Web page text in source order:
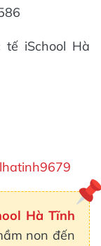
tế iSchool Hà
Hà Tĩnh
non đến